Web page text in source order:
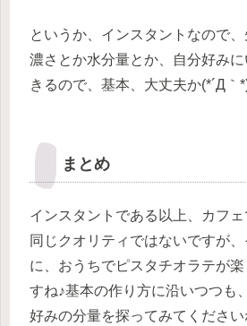
というか、インスタントなので、
濃さとか水分量とか、自分好み
きるので、基本、大丈夫か(*´Д｀
まとめ
インスタントである以上、カフ
同じクオリティではないですが
に、おうちでピスタチオラテが
すね♪基本の作り方に沿いつつも
好みの分量を探ってみてくださ